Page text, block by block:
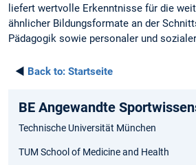
liefert wertvolle Erkenntnisse für die
ähnlicher Bildungsformate an der
Pädagogik sowie personaler und
◄ Back to: Startseite
BE Angewandte
Technische Universität München
TUM School of Medicine and Health